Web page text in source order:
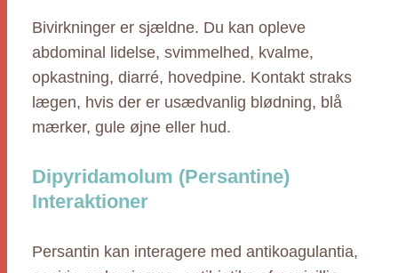
Bivirkninger er sjældne. Du kan opleve
abdominal lidelse, svimmelhed, kvalme,
opkastning, diarré, hovedpine. Kontakt straks
lægen, hvis der er usædvanlig blødning, blå
mærker, gule øjne eller hud.
Dipyridamolum (Persantine)
Interaktioner
Persantin kan interagere med antikoagulantia,